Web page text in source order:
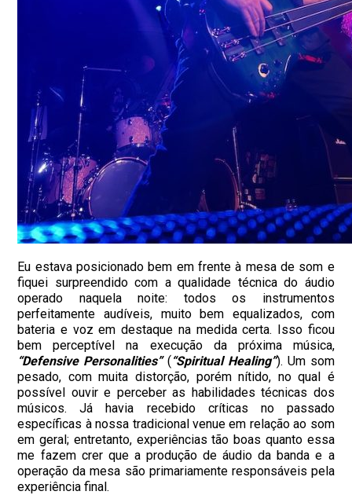
Eu estava posicionado bem em frente à mesa de som e
fiquei surpreendido com a qualidade técnica do áudio
operado naquela noite: todos os instrumentos
perfeitamente audíveis, muito bem equalizados, com
bateria e voz em destaque na medida certa. Isso ficou
bem perceptível na execução da próxima música,
“Defensive Personalities”(“Spiritual Healing”). Um som
pesado, com muita distorção, porém nítido, no qual é
possível ouvir e perceber as habilidades técnicas dos
músicos. Já havia recebido críticas no passado
específicas à nossa tradicional venue em relação ao som
em geral; entretanto, experiências tão boas quanto essa
me fazem crer que a produção de áudio da banda e a
operação da mesa são primariamente responsáveis pela
experiência final.